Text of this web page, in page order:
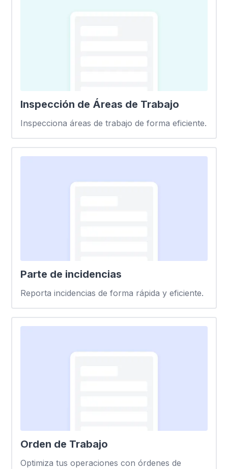
Inspección de Áreas de Trabajo
Inspecciona áreas de trabajo de forma eficiente.
Parte de incidencias
Reporta incidencias de forma rápida y eficiente.
Orden de Trabajo
Optimiza tus operaciones con órdenes de